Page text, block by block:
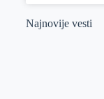
Najnovije vesti